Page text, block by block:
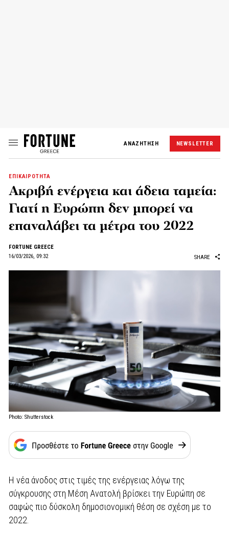
ΑΝΑΖΗΤΗΣΗ NEWSLETTER
ΕΠΙΚΑΙΡΟΤΗΤΑ
Ακριβή ενέργεια και άδεια ταμεία:
Γιατί η Ευρώπη δεν μπορεί να
επαναλάβει τα μέτρα του 2022
FORTUNE GREECE
16/03/2026, 09:32
SHARE
Photo: Shutterstock
Η νέα άνοδος στις τιμές της ενέργειας λόγω της
σύγκρουσης στη Μέση Ανατολή βρίσκει την Ευρώπη σε
σαφώς πιο δύσκολη δημοσιονομική θέση σε σχέση με το
2022.